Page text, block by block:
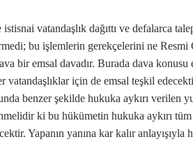
vatandaşlık dağıttı ve defalarca
bu işlemlerin gerekçelerini ne Resmi
bir emsal davadır. Burada dava konusu
vatandaşlıklar için de emsal teşkil
benzer şekilde hukuka aykırı verilen
ki bu hükümetin hukuka aykırı
Yapanın yanına kar kalır anlayışıyla